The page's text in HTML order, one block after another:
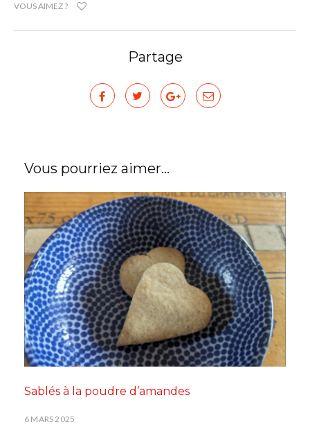
VOUS AIMEZ ?
Partage
Vous pourriez aimer...
Sablés à la poudre d’amandes
6 MARS 2025